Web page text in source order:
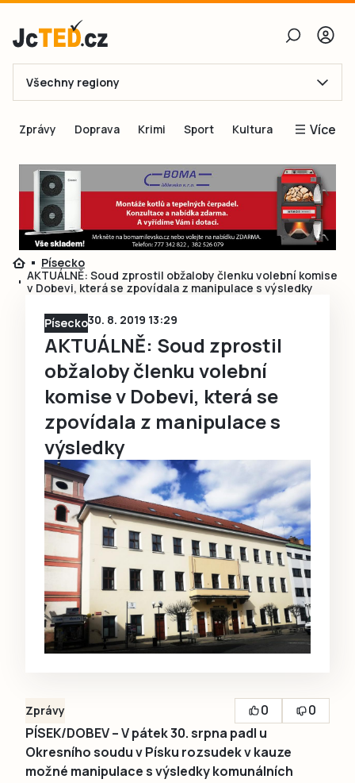
E-mail
Obnovit heslo
Přihlásit se
Ještě nemám účet, chci se
Registrovat
Všechny regiony
Zprávy Doprava Krimi Sport Kultura Více
Blogy
Inspirace
Čtenáři píší
Speciální přílohy
Písecko
AKTUÁLNĚ: Soud zprostil obžaloby členku volební komise
v Dobevi, která se zpovídala z manipulace s výsledky
Písecko30. 8. 2019 13:29
AKTUÁLNĚ: Soud zprostil
obžaloby členku volební
komise v Dobevi, která se
zpovídala z manipulace s
výsledky
Zprávy 0
0
PÍSEK/DOBEV – V pátek 30. srpna padl u
Okresního soudu v Písku rozsudek v kauze
možné manipulace s výsledky komunálních